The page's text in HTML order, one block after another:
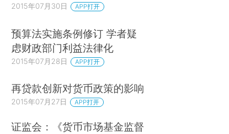
2015年07月30日 APP打开
预算法实施条例修订 学者疑
虑财政部门利益法律化
2015年07月28日 APP打开
再贷款创新对货币政策的影响
2015年07月27日 APP打开
证监会：《货币市场基金监督